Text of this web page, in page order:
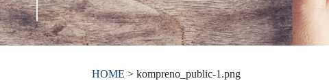
HOME >kompreno_public-1.png